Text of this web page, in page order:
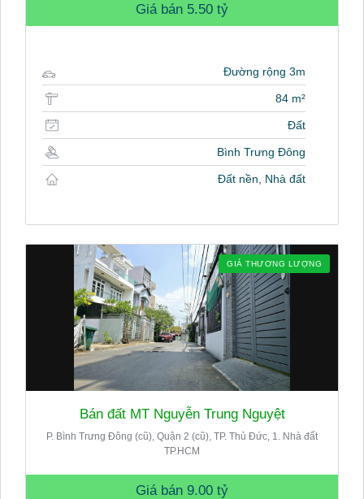
Giá bán 5.50 tỷ
Đường rộng 3m
84 m²
Đất
Bình Trưng Đông
Đất nền, Nhà đất
GIÁ THƯƠNG LƯỢNG
Bán đất MT Nguyễn Trung Nguyệt
P. Bình Trưng Đông (cũ), Quận 2 (cũ), TP. Thủ Đức, 1. Nhà đất
TP.HCM
Giá bán 9.00 tỷ